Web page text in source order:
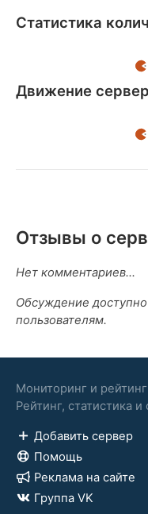
Статистика
Движение
Отзывы о
Нет комментариев...
Обсуждение
пользователям.
Мониторинг и
Рейтинг, статистика
Добавить сервер
Помощь
Реклама на сайте
Группа VK